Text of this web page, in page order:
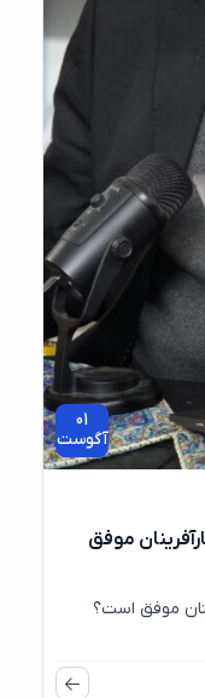
01
آگوست
موفق
موفق است؟